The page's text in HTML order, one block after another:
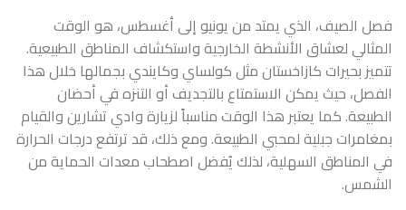
فصل الصيف، الذي يمتد من يونيو إلى أغسطس، هو الوقت
المثالي لعشاق الأنشطة الخارجية واستكشاف المناطق الطبيعية.
تتميز بحيرات كازاخستان مثل كولساي وكايندي بجمالها خلال هذا
الفصل، حيث يمكن الاستمتاع بالتجديف أو التنزه في أحضان
الطبيعة. كما يعتبر هذا الوقت مناسباً لزيارة وادي تشارين والقيام
بمغامرات جبلية لمحبي الطبيعة. ومع ذلك، قد ترتفع درجات الحرارة
في المناطق السهلية، لذلك يُفضل اصطحاب معدات الحماية من
الشمس.